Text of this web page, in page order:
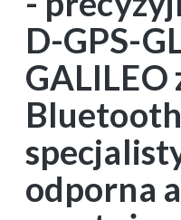
D-GPS-
GALILEO
odporna